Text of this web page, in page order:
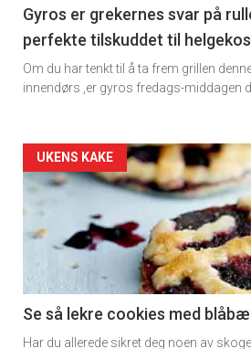
11
Dagens
rett
Gyros er grekernes svar på
perfekte tilskuddet til
Om du har tenkt til å ta frem grillen
innendørs ,er gyros fredags-middagen
Artikler
detail
-
section
11
UKENS KAKE
Se så lekre cookies med
Har du allerede sikret deg noen av